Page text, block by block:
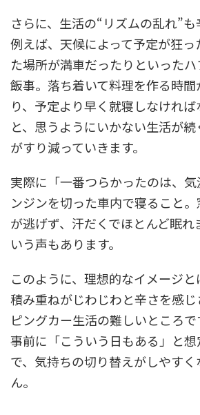
さらに、生活の“リズムの乱れ”も
例えば、天候によって予定が狂っ
た場所が満車だったりといった
飯事。落ち着いて料理を作る時
り、予定より早く就寝しなけれ
と、思うようにいかない生活が
がすり減っていきます。
実際に「一番つらかったのは、
ンジンを切った車内で寝ること
が逃げず、汗だくでほとんど眠れ
いう声もあります。
このように、理想的なイメージ
積み重ねがじわじわと辛さを感
ピングカー生活の難しいところで
事前に「こういう日もある」と想
で、気持ちの切り替えがしやす
ん。